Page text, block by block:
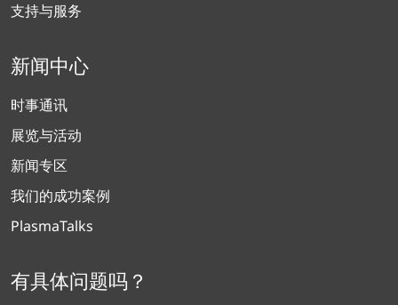
支持与服务
新闻中心
时事通讯
展览与活动
新闻专区
我们的成功案例
PlasmaTalks
有具体问题吗？